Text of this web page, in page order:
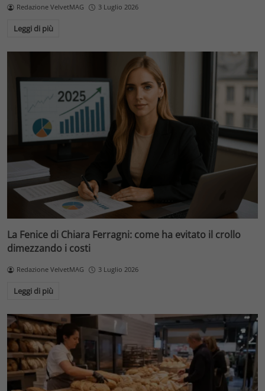
Redazione VelvetMAG 3 Luglio 2026
Leggi di più
La Fenice di Chiara Ferragni: come ha evitato il crollo
dimezzando i costi
Redazione VelvetMAG 3 Luglio 2026
Leggi di più